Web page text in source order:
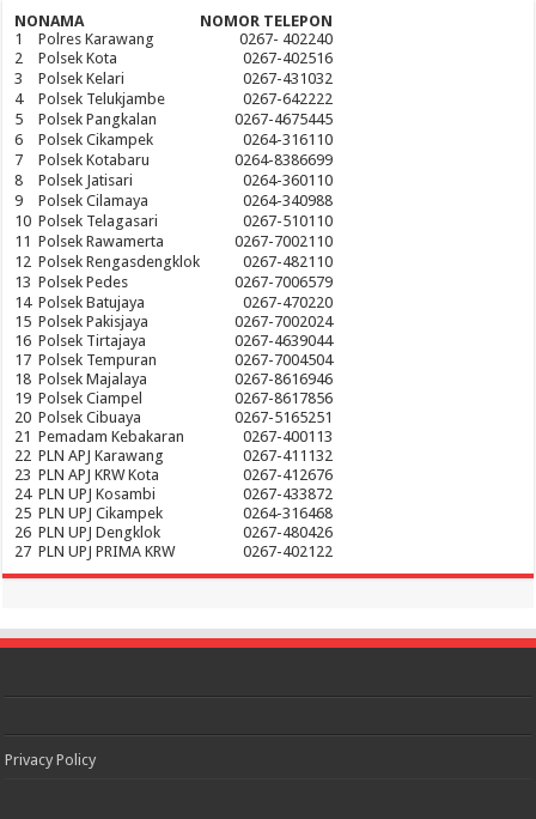
NONAMA
NOMOR TELEPON
1
Polres Karawang
0267- 402240
2
Polsek Kota
0267-402516
3
Polsek Kelari
0267-431032
4
Polsek Telukjambe
0267-642222
5
Polsek Pangkalan
0267-4675445
6
Polsek Cikampek
0264-316110
7
Polsek Kotabaru
0264-8386699
8
Polsek Jatisari
0264-360110
9
Polsek Cilamaya
0264-340988
10 Polsek Telagasari
0267-510110
11 Polsek Rawamerta
0267-7002110
12 Polsek Rengasdengklok
0267-482110
13 Polsek Pedes
0267-7006579
14 Polsek Batujaya
0267-470220
15 Polsek Pakisjaya
0267-7002024
16 Polsek Tirtajaya
0267-4639044
17 Polsek Tempuran
0267-7004504
18 Polsek Majalaya
0267-8616946
19 Polsek Ciampel
0267-8617856
20 Polsek Cibuaya
0267-5165251
21 Pemadam Kebakaran
0267-400113
22 PLN APJ Karawang
0267-411132
23 PLN APJ KRW Kota
0267-412676
24 PLN UPJ Kosambi
0267-433872
25 PLN UPJ Cikampek
0264-316468
26 PLN UPJ Dengklok
0267-480426
27 PLN UPJ PRIMA KRW 0267-402122
Privacy Policy